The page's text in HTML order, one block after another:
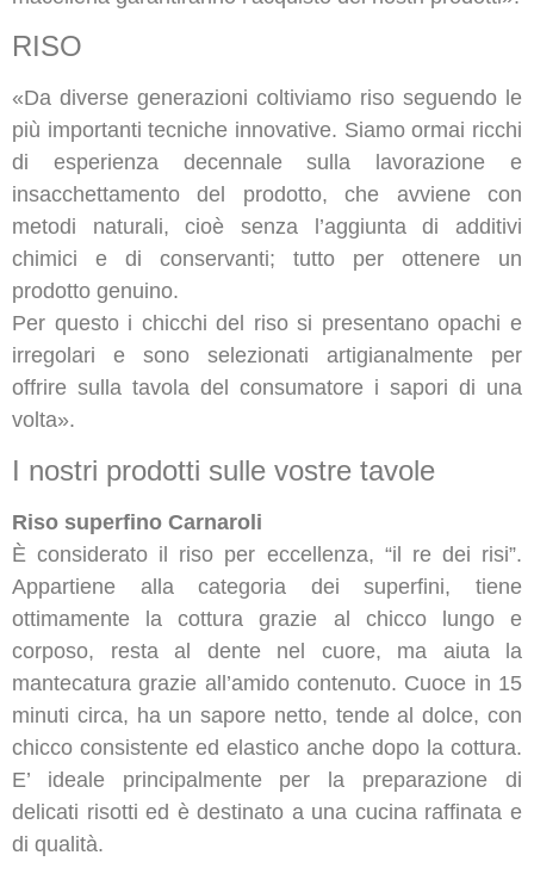
RISO
«Da diverse generazioni coltiviamo riso seguendo le
più importanti tecniche innovative. Siamo ormai ricchi
di esperienza decennale sulla lavorazione e
insacchettamento del prodotto, che avviene con
metodi naturali, cioè senza l’aggiunta di additivi
chimici e di conservanti; tutto per ottenere un
prodotto genuino.
Per questo i chicchi del riso si presentano opachi e
irregolari e sono selezionati artigianalmente per
offrire sulla tavola del consumatore i sapori di una
volta».
I nostri prodotti sulle vostre tavole
Riso superfino Carnaroli
È considerato il riso per eccellenza, “il re dei risi”.
Appartiene alla categoria dei superfini, tiene
ottimamente la cottura grazie al chicco lungo e
corposo, resta al dente nel cuore, ma aiuta la
mantecatura grazie all’amido contenuto. Cuoce in 15
minuti circa, ha un sapore netto, tende al dolce, con
chicco consistente ed elastico anche dopo la cottura.
E’ ideale principalmente per la preparazione di
delicati risotti ed è destinato a una cucina raffinata e
di qualità.